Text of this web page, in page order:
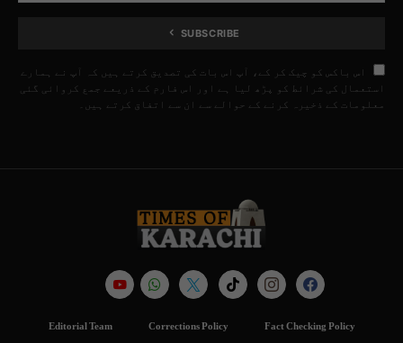
SUBSCRIBE
اس باکس کو چیک کر کے، آپ اس بات کی تصدیق کرتے ہیں کہ آپ نے ہمارے
استعمال کی شرائط کو پڑھ لیا ہے اور اس فارم کے ذریعے جمع کروائی گئی
معلومات کے ذخیرہ کرنے کے حوالے سے ان سے اتفاق کرتے ہیں۔
Fact Checking Policy
Corrections Policy
Editorial Team